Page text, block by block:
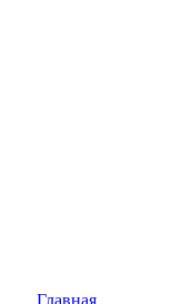
Главная